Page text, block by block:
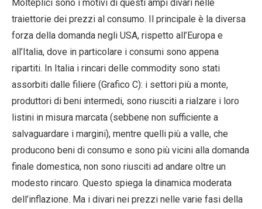
Molteplici sono i motivi di questi ampi divari nelle
traiettorie dei prezzi al consumo. Il principale è la diversa
forza della domanda negli USA, rispetto all’Europa e
all’Italia, dove in particolare i consumi sono appena
ripartiti. In Italia i rincari delle commodity sono stati
assorbiti dalle filiere (Grafico C): i settori più a monte,
produttori di beni intermedi, sono riusciti a rialzare i loro
listini in misura marcata (sebbene non sufficiente a
salvaguardare i margini), mentre quelli più a valle, che
producono beni di consumo e sono più vicini alla domanda
finale domestica, non sono riusciti ad andare oltre un
modesto rincaro. Questo spiega la dinamica moderata
dell’inflazione. Ma i divari nei prezzi nelle varie fasi della